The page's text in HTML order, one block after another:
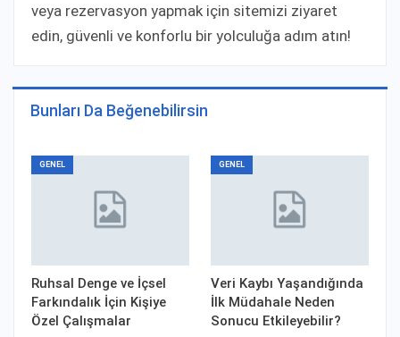
veya rezervasyon yapmak için sitemizi ziyaret
edin, güvenli ve konforlu bir yolculuğa adım atın!
Bunları Da Beğenebilirsin
GENEL
Ruhsal Denge ve İçsel
Farkındalık İçin Kişiye
Özel Çalışmalar
GENEL
Veri Kaybı Yaşandığında
İlk Müdahale Neden
Sonucu Etkileyebilir?